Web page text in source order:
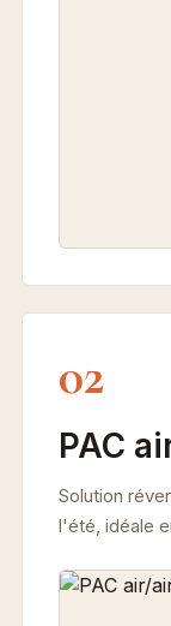
02
PAC
Solution
l'été, idéale